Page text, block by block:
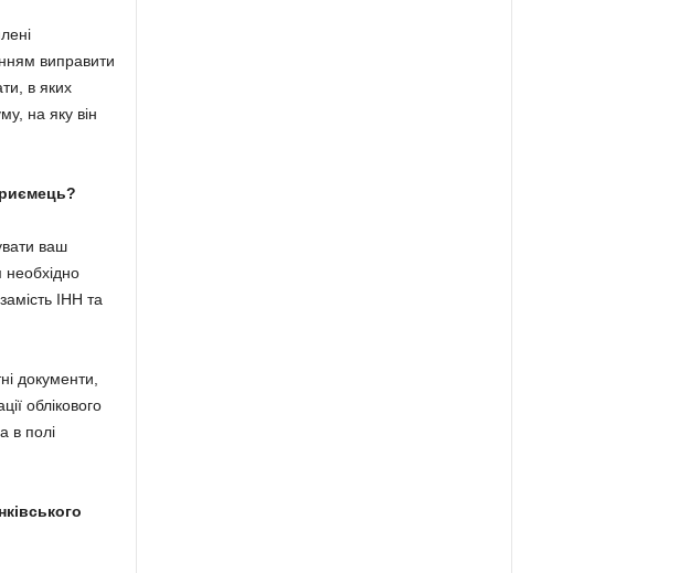
виправити
в яких
на яку він
ваш
необхідно
ІНН та
документи,
облікового
в полі